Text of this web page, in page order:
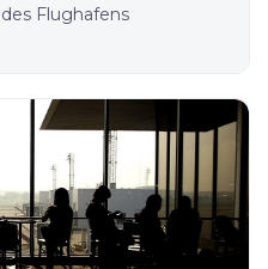
Flughafens